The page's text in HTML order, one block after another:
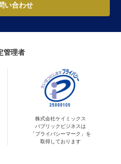
い合わせ
管理者
株式会社ケイミックス
パブリックビジネスは
「プライバシーマーク」を
取得しております